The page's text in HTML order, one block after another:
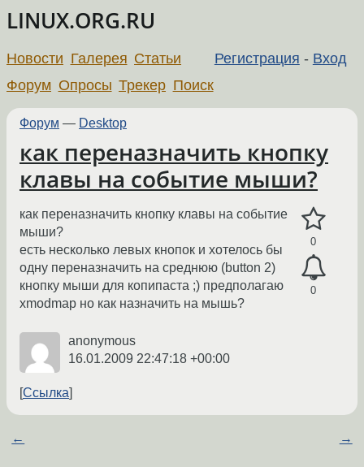
LINUX.ORG.RU
Регистрация - Вход
Новости Галерея Статьи
Форум Опросы Трекер Поиск
Форум — Desktop
как переназначить кнопку
клавы на событие мыши?
0
0
как переназначить кнопку клавы на событие
мыши?
есть несколько левых кнопок и хотелось бы
одну переназначить на среднюю (button 2)
кнопку мыши для копипаста ;) предполагаю
xmodmap но как назначить на мышь?
anonymous
16.01.2009 22:47:18 +00:00
Ссылка
← →